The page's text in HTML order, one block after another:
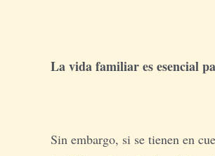
La vida familiar es esencial
Sin embargo, si se tienen en